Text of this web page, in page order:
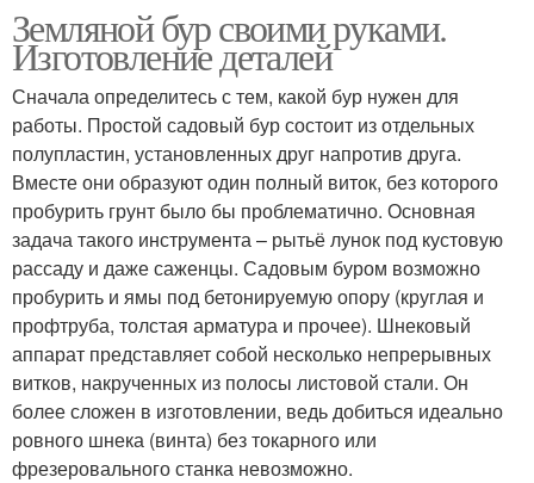
Земляной бур своими руками.
Изготовление деталей
Сначала определитесь с тем, какой бур нужен для
работы. Простой садовый бур состоит из отдельных
полупластин, установленных друг напротив друга.
Вместе они образуют один полный виток, без которого
пробурить грунт было бы проблематично. Основная
задача такого инструмента – рытьё лунок под кустовую
рассаду и даже саженцы. Садовым буром возможно
пробурить и ямы под бетонируемую опору (круглая и
профтруба, толстая арматура и прочее). Шнековый
аппарат представляет собой несколько непрерывных
витков, накрученных из полосы листовой стали. Он
более сложен в изготовлении, ведь добиться идеально
ровного шнека (винта) без токарного или
фрезеровального станка невозможно.